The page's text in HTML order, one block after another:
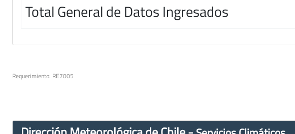
Total General de Datos Ingresados
Requerimiento: RE7005